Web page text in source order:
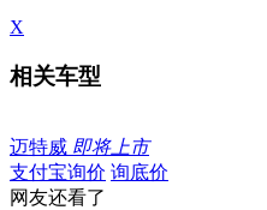
X
相关车型
迈特威 即将上市
支付宝询价 询底价
网友还看了